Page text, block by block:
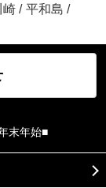
崎 / 平和島 /
末年始■